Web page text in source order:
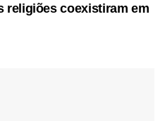
religiões coexistiram em